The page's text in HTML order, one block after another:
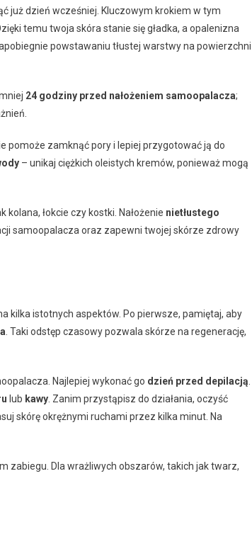
już dzień wcześniej. Kluczowym krokiem w tym
temu twoja skóra stanie się gładka, a opalenizna
powstawaniu tłustej warstwy na powierzchni
24 godziny przed nałożeniem samoopalacza;
pomoże zamknąć pory i lepiej przygotować ją do
– unikaj ciężkich oleistych kremów, ponieważ mogą
kolana, łokcie czy kostki. Nałożenie nietłustego
samoopalacza oraz zapewni twojej skórze zdrowy
kilka istotnych aspektów. Po pierwsze, pamiętaj, aby
. Taki odstęp czasowy pozwala skórze na regenerację,
Najlepiej wykonać go dzień przed depilacją
lub kawy . Zanim przystąpisz do działania, oczyść
skórę okrężnymi ruchami przez kilka minut. Na
zabiegu. Dla wrażliwych obszarów, takich jak twarz,